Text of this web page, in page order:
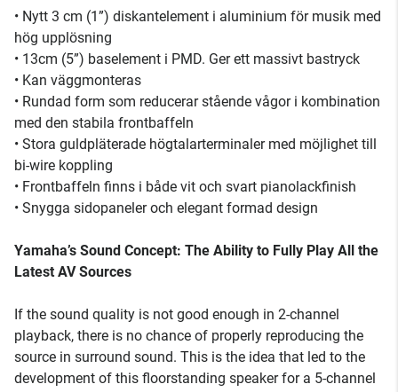
• Nytt 3 cm (1”) diskantelement i aluminium för musik med
hög upplösning
• 13cm (5”) baselement i PMD. Ger ett massivt bastryck
• Kan väggmonteras
• Rundad form som reducerar stående vågor i kombination
med den stabila frontbaffeln
• Stora guldpläterade högtalarterminaler med möjlighet till
bi-wire koppling
• Frontbaffeln finns i både vit och svart pianolackfinish
• Snygga sidopaneler och elegant formad design
Yamaha’s Sound Concept: The Ability to Fully Play All the
Latest AV Sources
If the sound quality is not good enough in 2-channel
playback, there is no chance of properly reproducing the
source in surround sound. This is the idea that led to the
development of this floorstanding speaker for a 5-channel